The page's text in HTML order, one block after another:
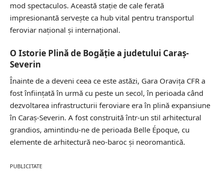
mod spectaculos. Această stație de cale ferată
impresionantă servește ca hub vital pentru transportul
feroviar național și internațional.
O Istorie Plină de Bogăție a judetului Caraș-
Severin
Înainte de a deveni ceea ce este astăzi, Gara Oravița CFR a
fost înființată în urmă cu peste un secol, în perioada când
dezvoltarea infrastructurii feroviare era în plină expansiune
în Caraș-Severin. A fost construită într-un stil arhitectural
grandios, amintindu-ne de perioada Belle Époque, cu
elemente de arhitectură neo-baroc și neoromantică.
PUBLICITATE